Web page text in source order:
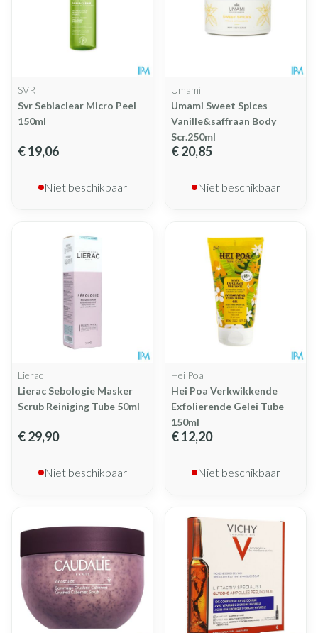
SVR
Svr Sebiaclear Micro Peel
150ml
€ 19,06
Niet beschikbaar
Umami
Umami Sweet Spices
Vanille&saffraan Body
Scr.250ml
€ 20,85
Niet beschikbaar
Lierac
Lierac Sebologie Masker
Scrub Reiniging Tube 50ml
€ 29,90
Niet beschikbaar
Hei Poa
Hei Poa Verkwikkende
Exfolierende Gelei Tube
150ml
€ 12,20
Niet beschikbaar